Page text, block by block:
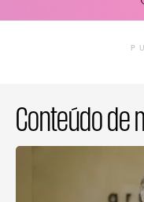
Conteúdo de